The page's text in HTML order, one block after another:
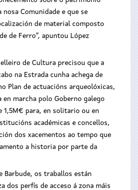
Comunidade e que se
de material composto
de Ferro”, apuntou López
de Cultura precisou que a
na Estrada cunha achega de
Plan de actuacións arqueolóxicas,
marcha polo Goberno galego
1,5M€ para, en solitario ou en
académicas e concellos,
dos xacementos ao tempo que
a historia por parte da
Barbude, os traballos están
dos perfís de acceso á zona máis